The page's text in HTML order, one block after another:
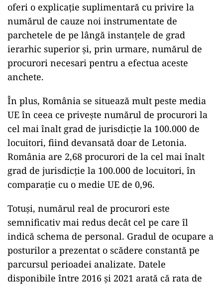
oferi o explicație suplimentară cu privire la
numărul de cauze noi instrumentate de
parchetele de pe lângă instanțele de grad
ierarhic superior și, prin urmare, numărul de
procurori necesari pentru a efectua aceste
anchete.
În plus, România se situează mult peste media
UE în ceea ce privește numărul de procurori la
cel mai înalt grad de jurisdicție la 100.000 de
locuitori, fiind devansată doar de Letonia.
România are 2,68 procurori de la cel mai înalt
grad de jurisdicție la 100.000 de locuitori, în
comparație cu o medie UE de 0,96.
Totuși, numărul real de procurori este
semnificativ mai redus decât cel pe care îl
indică schema de personal. Gradul de ocupare a
posturilor a prezentat o scădere constantă pe
parcursul perioadei analizate. Datele
disponibile între 2016 și 2021 arată că rata de